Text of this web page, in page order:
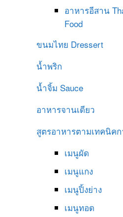
อาหารอีสาน
Food
ขนมไทย Dressert
น้ำพริก
น้ำจิ้ม Sauce
อาหารจานเดียว
สูตรอาหารตามเทคนิค
เมนูผัด
เมนูแกง
เมนูปิ้งย่าง
เมนูทอด